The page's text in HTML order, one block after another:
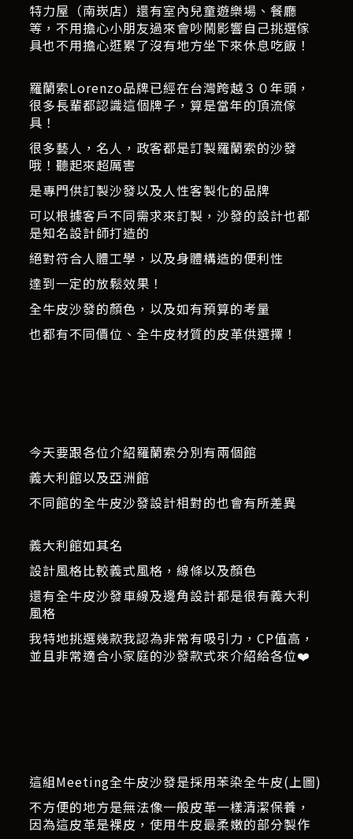
特力屋（南崁店）還有室內兒童遊樂場、餐廳
等，不用擔心小朋友過來會吵鬧影響自己挑選傢
具也不用擔心逛累了沒有地方坐下來休息吃飯！
羅蘭索Lorenzo品牌已經在台灣跨越３０年頭，
很多長輩都認識這個牌子，算是當年的頂流傢
具！
很多藝人，名人，政客都是訂製羅蘭索的沙發
哦！聽起來超厲害
是專門供訂製沙發以及人性客製化的品牌
可以根據客戶不同需求來訂製，沙發的設計也都
是知名設計師打造的
絕對符合人體工學，以及身體構造的便利性
達到一定的放鬆效果！
全牛皮沙發的顏色，以及如有預算的考量
也都有不同價位、全牛皮材質的皮革供選擇！
今天要跟各位介紹羅蘭索分別有兩個館
義大利館以及亞洲館
不同館的全牛皮沙發設計相對的也會有所差異
義大利館如其名
設計風格比較義式風格，線條以及顏色
還有全牛皮沙發車線及邊角設計都是很有義大利
風格
我特地挑選幾款我認為非常有吸引力，CP值高，
並且非常適合小家庭的沙發款式來介紹給各位❤️
這組Meeting全牛皮沙發是採用苯染全牛皮(上圖)
不方便的地方是無法像一般皮革一樣清潔保養，
因為這皮革是裸皮，使用牛皮最柔嫩的部分製作